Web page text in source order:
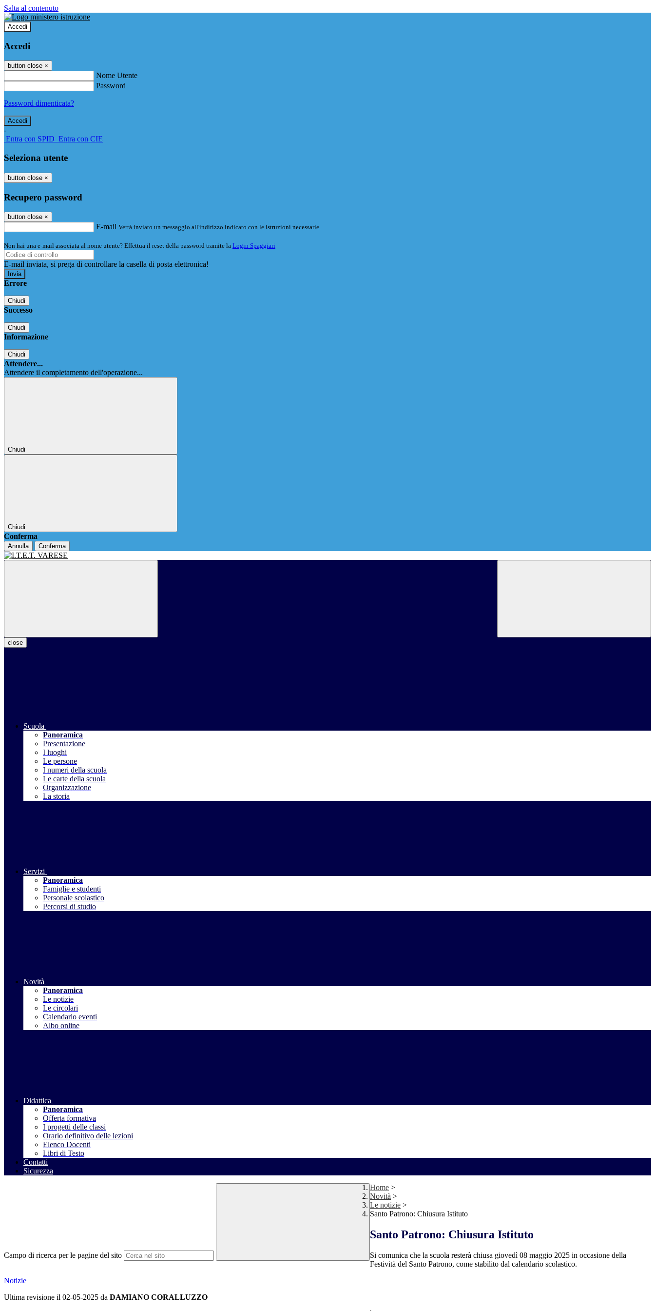
Salta al contenuto
Accedi
Accedi
button close ×
Nome Utente
Password
Password dimenticata?
-
Entra con SPID Entra con CIE
Seleziona utente
button close ×
Recupero password
button close ×
E-mail Verrà inviato un messaggio all'indirizzo indicato con le istruzioni necessarie.
Non hai una e-mail associata al nome utente? Effettua il reset della password tramite la Login Spaggiari
E-mail inviata, si prega di controllare la casella di posta elettronica!
Errore
Chiudi
Successo
Chiudi
Informazione
Chiudi
Attendere...
Attendere il completamento dell'operazione...
Chiudi
Chiudi
Conferma
Annulla Conferma
close
Scuola
Panoramica
Presentazione
I luoghi
Le persone
I numeri della scuola
Le carte della scuola
Organizzazione
La storia
Servizi
Panoramica
Famiglie e studenti
Personale scolastico
Percorsi di studio
Novità
Panoramica
Le notizie
Le circolari
Calendario eventi
Albo online
Didattica
Panoramica
Offerta formativa
I progetti delle classi
Orario definitivo delle lezioni
Elenco Docenti
Libri di Testo
Contatti
Sicurezza
Campo di ricerca per le pagine del sito
Home >
Novità >
Le notizie >
Santo Patrono: Chiusura Istituto
Santo Patrono: Chiusura Istituto
Si comunica che la scuola resterà chiusa giovedì 08 maggio 2025 in occasione della
Festività del Santo Patrono, come stabilito dal calendario scolastico.
Notizie
Ultima revisione il 02-05-2025 da DAMIANO CORALLUZZO